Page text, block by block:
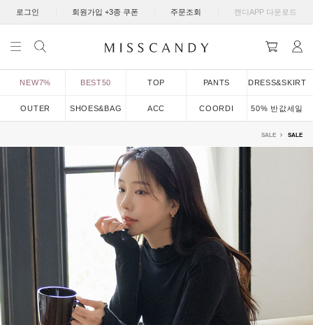
로그인 회원가입 +3종 쿠폰 주문조회 캔디APP 다운로드
NEW7% BEST50 TOP PANTS DRESS&SKIRT
OUTER SHOES&BAG ACC COORDI 50% 반값세일
SALE SALE